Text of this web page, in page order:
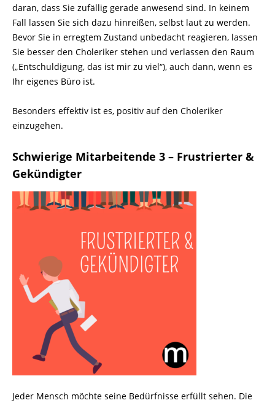
daran, dass Sie zufällig gerade anwesend sind. In keinem
Fall lassen Sie sich dazu hinreißen, selbst laut zu werden.
Bevor Sie in erregtem Zustand unbedacht reagieren, lassen
Sie besser den Choleriker stehen und verlassen den Raum
(„Entschuldigung, das ist mir zu viel“), auch dann, wenn es
Ihr eigenes Büro ist.
Besonders effektiv ist es, positiv auf den Choleriker
einzugehen.
Schwierige Mitarbeitende 3 – Frustrierter &
Gekündigter
Jeder Mensch möchte seine Bedürfnisse erfüllt sehen. Die